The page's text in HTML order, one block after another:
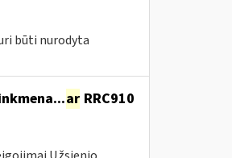
būti nurodyta
arRRC910